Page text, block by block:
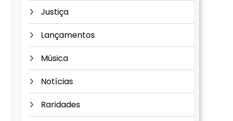
Justiça
Lançamentos
Música
Notícias
Raridades